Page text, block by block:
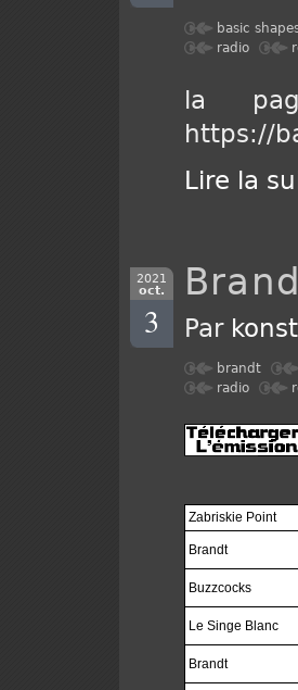
basic
radio
la
https://
Lire la
2021
oct.
3 Par
brandt
radio
Zabriskie Point
Brandt
Buzzcocks
Le Singe Blanc
Brandt